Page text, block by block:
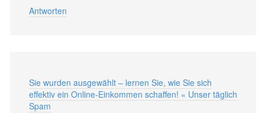
Antworten
Sie wurden ausgewählt – lernen Sie, wie Sie sich
effektiv ein Online-Einkommen schaffen! « Unser täglich
Spam